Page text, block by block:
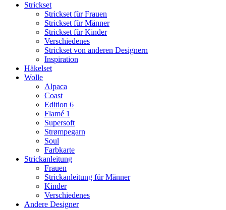
Strickset
Strickset für Frauen
Strickset für Männer
Strickset für Kinder
Verschiedenes
Strickset von anderen Designern
Inspiration
Häkelset
Wolle
Alpaca
Coast
Edition 6
Flamé 1
Supersoft
Strømpegarn
Soul
Farbkarte
Strickanleitung
Frauen
Strickanleitung für Männer
Kinder
Verschiedenes
Andere Designer